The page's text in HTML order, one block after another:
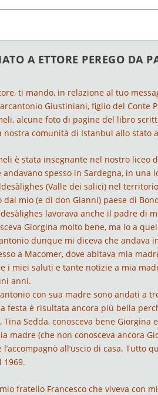
A ETTORE PEREGO DA
ti mando, in relazione al tuo
Giustiniani, figlio del Conte
alcune foto di pagine del libro
nostra comunità di Istanbul allo stato
è stata insegnante nel nostro liceo
andavano spesso in Sardegna, in una
(Valle dei salici) nel
dal mio (e di don Gianni) paese di
lavorava anche il padre di
Giorgina molto bene, ma io a
dunque mi diceva che andava
a Macomer, dove abitava mia
i miei saluti e tante notizie a mia
anni.
con sua madre sono andati a
festa è risultata ancora più bella
Tina Sedda, conosceva bene Giorgina
madre (che non conosceva ancora
all’uscio di casa. Tutto
1969.
fratello Francesco che viveva con